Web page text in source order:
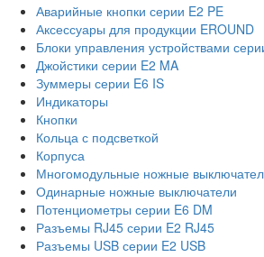
Аварийные кнопки серии E2 PE
Аксессуары для продукции EROUND
Блоки управления устройствами
Джойстики серии E2 MA
Зуммеры серии E6 IS
Индикаторы
Кнопки
Кольца с подсветкой
Корпуса
Многомодульные ножные
Одинарные ножные выключатели
Потенциометры серии E6 DM
Разъемы RJ45 серии E2 RJ45
Разъемы USB серии E2 USB